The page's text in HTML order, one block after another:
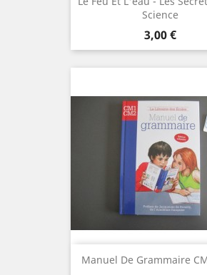
Science
Prix
3,00 €
Manuel De Grammaire